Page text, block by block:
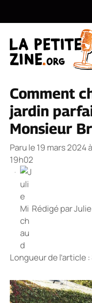
contenu
Comment
jardin
Monsieur
Paru le 19 mars 2024
19h02
·
Rédigé par
Longueur de l’article